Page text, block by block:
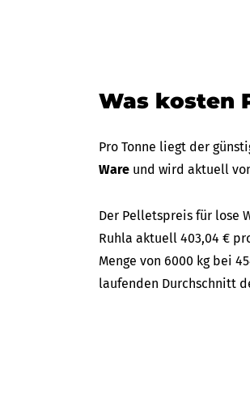
Was kosten
Pro Tonne liegt der
Ware und wird aktuell
Der Pelletspreis für lose
Ruhla aktuell 403,04 €
Menge von 6000 kg bei
laufenden Durchschnitt